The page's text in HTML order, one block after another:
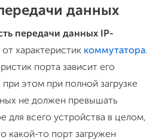
данных
передачи данных IP-
характеристик коммутатора.
порта зависит его
при этом при полной загрузке
не должен превышать
для всего устройства в целом,
какой-то порт загружен